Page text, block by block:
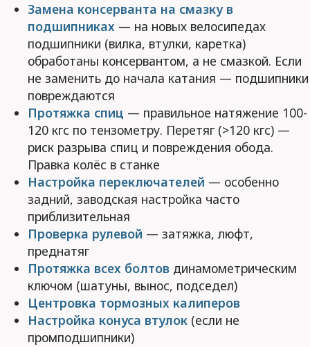
Замена консерванта на смазку в
подшипниках — на новых велосипедах
подшипники (вилка, втулки, каретка)
обработаны консервантом, а не смазкой. Если
не заменить до начала катания — подшипники
повреждаются
Протяжка спиц — правильное натяжение 100-
120 кгс по тензометру. Перетяг (>120 кгс) —
риск разрыва спиц и повреждения обода.
Правка колёс в станке
Настройка переключателей — особенно
задний, заводская настройка часто
приблизительная
Проверка рулевой — затяжка, люфт,
преднатяг
Протяжка всех болтов динамометрическим
ключом (шатуны, вынос, подседел)
Центровка тормозных калиперов
Настройка конуса втулок (если не
промподшипники)